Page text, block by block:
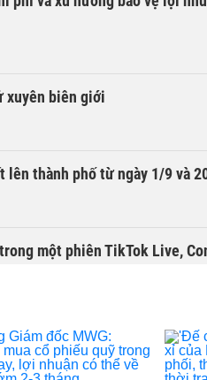
xuyên biên giới
lên thành phố từ ngày 1/9 và
một phiên TikTok Live,
trong phiên chào sàn, vốn